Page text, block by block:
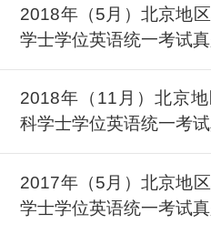
2018年（5月）北京地
学士学位英语统一考试
2018年（11月）北京
科学士学位英语统一考
2017年（5月）北京地
学士学位英语统一考试